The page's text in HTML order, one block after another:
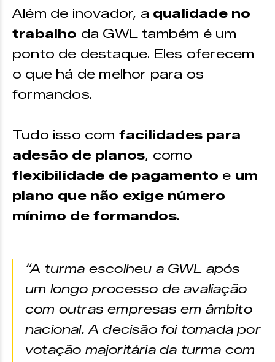
Além de inovador, a qualidade no
trabalho da GWL também é um
ponto de destaque. Eles oferecem
o que há de melhor para os
formandos.
Tudo isso com facilidades para
adesão de planos, como
flexibilidade de pagamento e um
plano que não exige número
mínimo de formandos.
“A turma escolheu a GWL após
um longo processo de avaliação
com outras empresas em âmbito
nacional. A decisão foi tomada por
votação majoritária da turma com